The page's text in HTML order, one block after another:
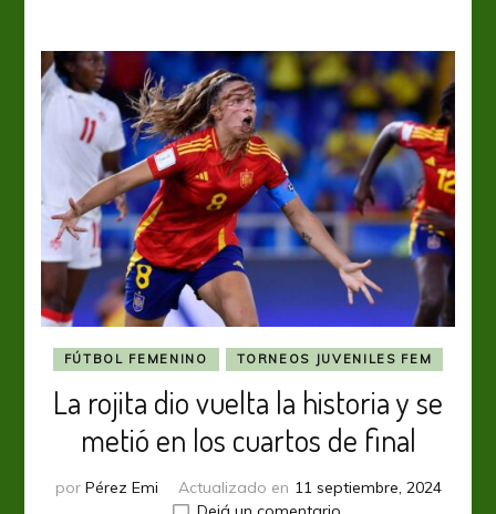
final
FÚTBOL FEMENINO TORNEOS JUVENILES FEM
La rojita dio vuelta la historia y se
metió en los cuartos de final
por Pérez Emi Actualizado en 11 septiembre, 2024
en